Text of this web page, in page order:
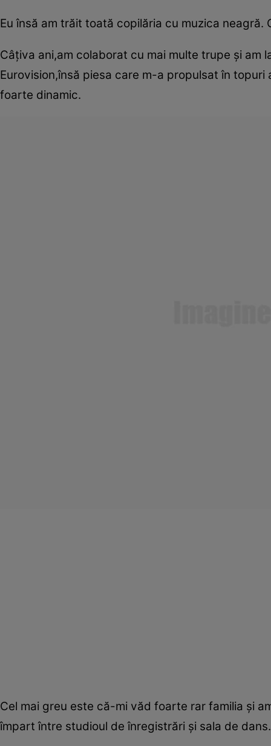
Eu însă am trăit toată copilăria cu muzica
Câţiva ani,am colaborat cu mai multe trupe şi
Eurovision,însă piesa care ­m-a propulsat în
foarte dinamic.
Cel mai greu este că-mi văd foarte rar familia şi
împart între studioul de înregistrări şi sala de dans.